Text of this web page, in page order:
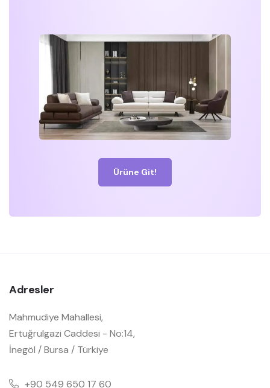
Ürüne Git!
Adresler
Mahmudiye Mahallesi,
Ertuğrulgazi Caddesi - No:14,
İnegöl / Bursa / Türkiye
+90 549 650 17 60